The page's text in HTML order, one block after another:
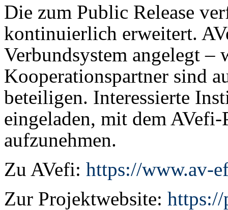
Die zum Public Release
kontinuierlich erweitert.
Verbundsystem angelegt –
Kooperationspartner sind
beteiligen. Interessierte
eingeladen, mit dem
aufzunehmen.
Zu AVefi: https://www.av-
Zur Projektwebsite: